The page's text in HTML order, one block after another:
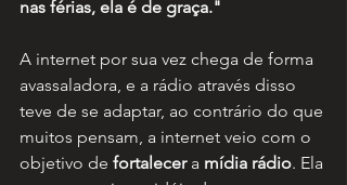
nas férias, ela é de graça."
A internet por sua vez chega de forma
avassaladora, e a rádio através disso
teve de se adaptar, ao contrário do que
muitos pensam, a internet veio com o
objetivo de fortalecer a mídia rádio. Ela